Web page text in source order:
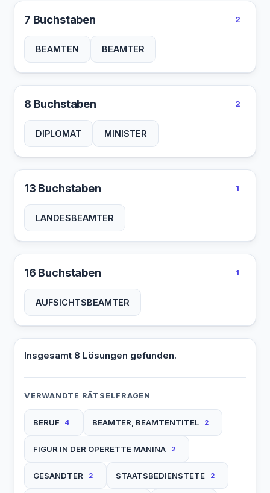
7 Buchstaben 2
BEAMTEN BEAMTER
8 Buchstaben 2
DIPLOMAT MINISTER
13 Buchstaben 1
LANDESBEAMTER
16 Buchstaben 1
AUFSICHTSBEAMTER
Insgesamt 8 Lösungen gefunden.
VERWANDTE RÄTSELFRAGEN
BERUF 4 BEAMTER, BEAMTENTITEL 2
FIGUR IN DER OPERETTE MANINA 2
GESANDTER 2 STAATSBEDIENSTETE 2